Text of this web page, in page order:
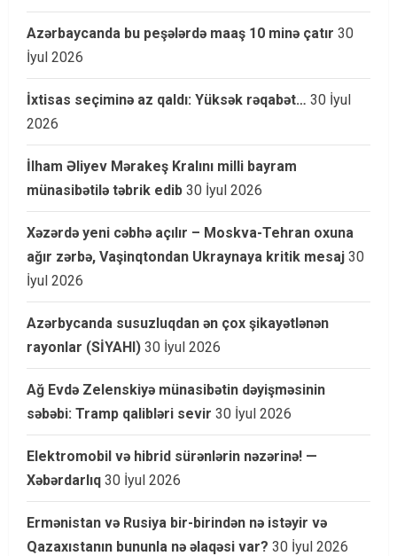
Azərbaycanda bu peşələrdə maaş 10 minə çatır 30
İyul 2026
İxtisas seçiminə az qaldı: Yüksək rəqabət… 30 İyul
2026
İlham Əliyev Mərakeş Kralını milli bayram
münasibətilə təbrik edib 30 İyul 2026
Xəzərdə yeni cəbhə açılır – Moskva-Tehran oxuna
ağır zərbə, Vaşinqtondan Ukraynaya kritik mesaj 30
İyul 2026
Azərbycanda susuzluqdan ən çox şikayətlənən
rayonlar (SİYAHI) 30 İyul 2026
Ağ Evdə Zelenskiyə münasibətin dəyişməsinin
səbəbi: Tramp qalibləri sevir 30 İyul 2026
Elektromobil və hibrid sürənlərin nəzərinə! —
Xəbərdarlıq 30 İyul 2026
Ermənistan və Rusiya bir-birindən nə istəyir və
Qazaxıstanın bununla nə əlaqəsi var? 30 İyul 2026